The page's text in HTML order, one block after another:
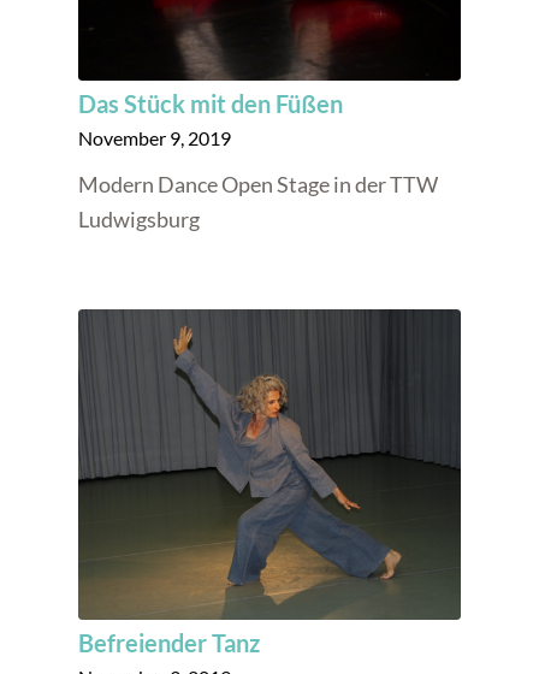
Das Stück mit den Füßen
November 9, 2019
Modern Dance Open Stage in der TTW
Ludwigsburg
Befreiender Tanz